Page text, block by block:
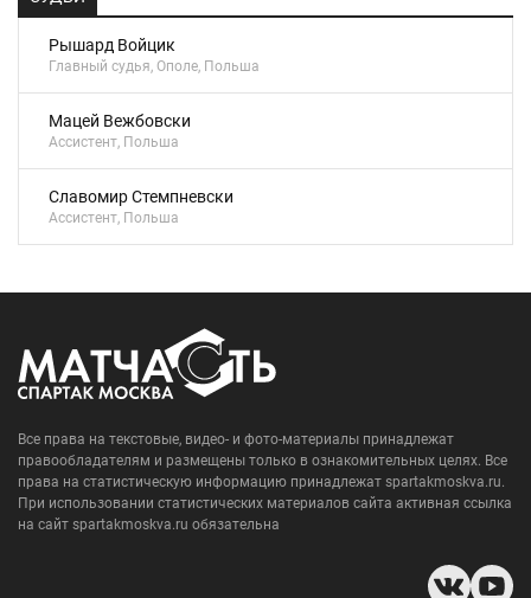
Рышард Войцик
Главный судья, Ополе, Польша
Мацей Вежбовски
Ассистент, Польша
Славомир Стемпневски
Ассистент, Польша
Все права на текстовые, видео- и фото-материалы принадлежат
правообладателям и размещены только в ознакомительных целях. Все
права на статистическую информацию принадлежат spartakmoskva.ru.
При использовании статистических материалов сайта активная ссылка
на сайт spartakmoskva.ru обязательна